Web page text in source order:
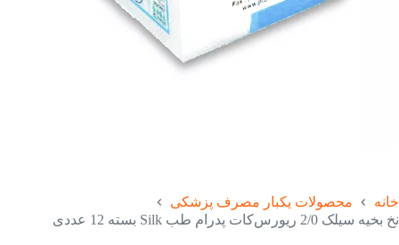
خانه
محصولات یکبار مصرف پزشکی
نخ بخیه سیلک 2/0 ریورس‌کات پدرام طب Silk بسته 12 عددی